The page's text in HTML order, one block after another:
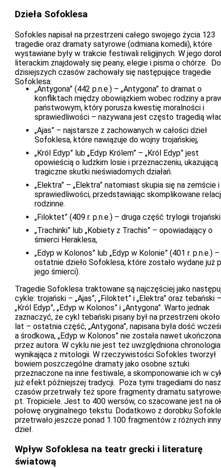
Dzieła Sofoklesa
Sofokles napisał na przestrzeni całego swojego życia 123
tragedie oraz dramaty satyrowe (odmiana komedii), które
wystawiane były w trakcie festiwali religijnych. W jego
literackim znajdowały się peany, elegie i pisma o chórze. Do
dzisiejszych czasów zachowały się następujące tragedie
Sofoklesa:
„Antygona” (442 p.n.e.) – „Antygona” to dramat o
konfliktach między obowiązkiem wobec rodziny a
państwowym, który porusza kwestię moralności i
sprawiedliwości – nazywana jest często tragedią
„Ajas” – najstarsze z zachowanych w całości dzieł
Sofoklesa, które nawiązuje do wojny trojańskiej,
„Król Edyp” lub „Edyp Królem” – „Król Edyp” jest
opowieścią o ludzkim losie i przeznaczeniu, ukazującą
tragiczne skutki nieświadomych działań.
„Elektra” – „Elektra” natomiast skupia się na zemście i
sprawiedliwości, przedstawiając skomplikowane
rodzinne.
„Filoktet” (409 r. p.n.e.) – druga część trylogii
„Trachinki” lub „Kobiety z Trachis” – opowiadający o
śmierci Heraklesa,
„Edyp w Kolonos” lub „Edyp w Kolonie” (401 r. p.n.e.) –
ostatnie dzieło Sofoklesa, które zostało wydane już
jego śmierci).
Tragedie Sofoklesa traktowane są najczęściej jako
cykle: trojański – „Ajas”, „Filoktet” i „Elektra” oraz tebański –
„Król Edyp”, „Edyp w Kolonos” i „Antygona”. Warto jednak
zaznaczyć, że cykl tebański pisany był na przestrzeni
lat – ostatnia część, „Antygona”, napisana była dość
a środkowa, „Edyp w Kolonos” nie została nawet ukończona
przez autora. W cyklu nie jest też uwzględniona chronologia
wynikająca z mitologii. W rzeczywistości Sofokles tworzył
bowiem poszczególne dramaty jako osobne sztuki
przeznaczone na inne festiwale, a skomponowanie ich w
już efekt późniejszej tradycji. Poza tymi tragediami do
czasów przetrwały też spore fragmenty dramatu
pt. Tropiciele. Jest to 400 wersów, co szacowane jest na
połowę oryginalnego tekstu. Dodatkowo z dorobku
przetrwało jeszcze ponad 1.100 fragmentów z różnych
dzieł.
Wpływ Sofoklesa na teatr grecki i literaturę
światową